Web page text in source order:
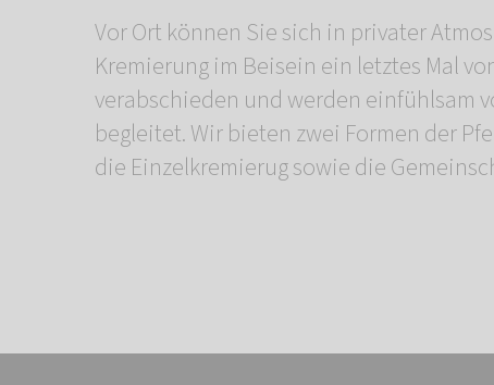
Vor Ort können Sie sich in privater
Kremierung im Beisein ein letztes Mal
verabschieden und werden einfühlsam
begleitet. Wir bieten zwei Formen der
die Einzelkremierug sowie die